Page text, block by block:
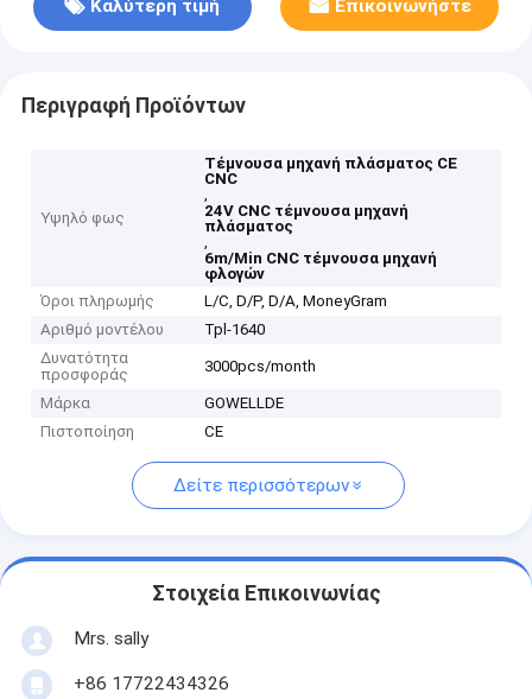
Καλύτερη τιμή Επικοινωνήστε
Περιγραφή Προϊόντων
Υψηλό φως
Τέμνουσα μηχανή πλάσματος CE
CNC
,
24V CNC τέμνουσα μηχανή
πλάσματος
,
6m/Min CNC τέμνουσα μηχανή
φλογών
Όροι πληρωμής
L/C, D/P, D/A, MoneyGram
Αριθμό μοντέλου
Tpl-1640
Δυνατότητα
προσφοράς
3000pcs/month
Μάρκα
GOWELLDE
Πιστοποίηση
CE
Δείτε περισσότερων
Στοιχεία Επικοινωνίας
Mrs. sally
+86 17722434326